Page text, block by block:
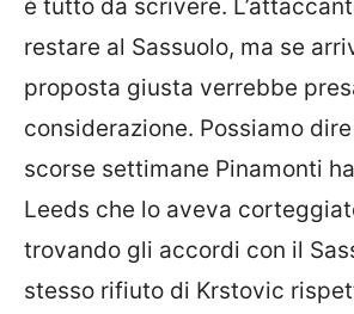
è tutto da scrivere.
restare al Sassuolo, ma se
proposta giusta verrebbe
considerazione. Possiamo
scorse settimane Pinamonti
Leeds che lo aveva
trovando gli accordi con il
stesso rifiuto di Krstovic